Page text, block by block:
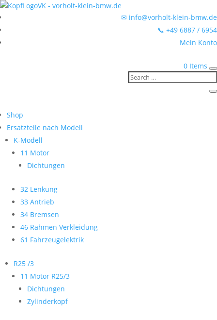
✉ info@vorholt-klein-bmw.de
📞 +49 6887 / 6954
Mein Konto
0 Items
Shop
Ersatzteile nach Modell
K-Modell
11 Motor
Dichtungen
32 Lenkung
33 Antrieb
34 Bremsen
46 Rahmen Verkleidung
61 Fahrzeugelektrik
R25 /3
11 Motor R25/3
Dichtungen
Zylinderkopf